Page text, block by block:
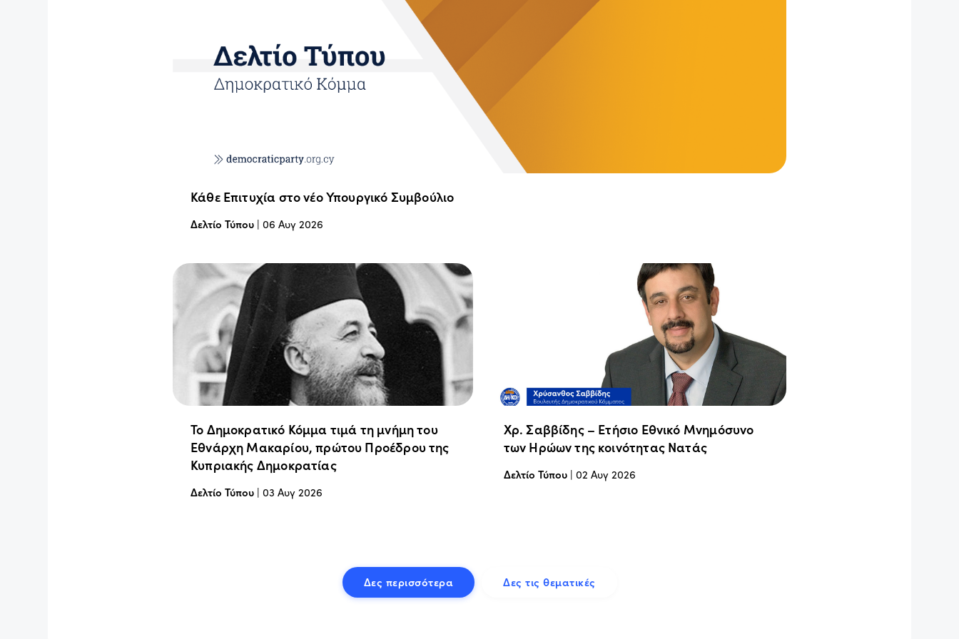
Κάθε Επιτυχία στο νέο Υπουργικό Συμβούλιο
Δελτίο Τύπου | 06 Αυγ 2026
Το Δημοκρατικό Κόμμα τιμά τη μνήμη του
Εθνάρχη Μακαρίου, πρώτου Προέδρου της
Κυπριακής Δημοκρατίας
Δελτίο Τύπου | 03 Αυγ 2026
Χρ. Σαββίδης – Ετήσιο Εθνικό Μνημόσυνο
των Ηρώων της κοινότητας Νατάς
Δελτίο Τύπου| 02 Αυγ 2026
Δες περισσότερα Δες τις θεματικές